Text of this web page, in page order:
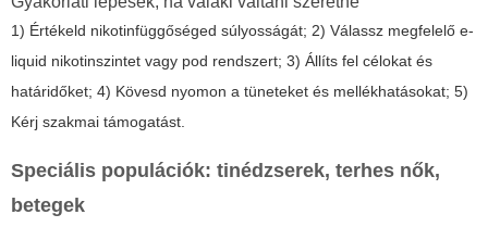
1) Értékeld nikotinfüggőséged súlyosságát; 2) Válassz megfelelő e-
liquid nikotinszintet vagy pod rendszert; 3) Állíts fel célokat és
határidőket; 4) Kövesd nyomon a tüneteket és mellékhatásokat; 5)
Kérj szakmai támogatást.
Speciális populációk: tinédzserek, terhes nők,
betegek